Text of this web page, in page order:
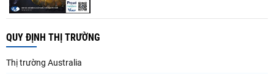
QUY ĐỊNH THỊ TRƯỜNG
Thị trường Australia